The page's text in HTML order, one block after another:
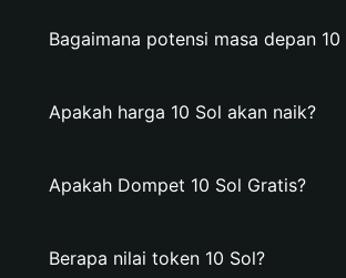
Bagaimana potensi masa depan 10
Apakah harga 10 Sol akan naik?
Apakah Dompet 10 Sol Gratis?
Berapa nilai token 10 Sol?